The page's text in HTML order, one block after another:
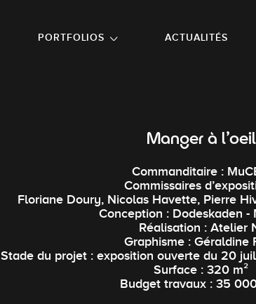
PORTFOLIOS
ACTUALITÉS
Manger à l'oeil
Commanditaire :
Commissaires
Floriane Doury, Nicolas Havette, Pierre
Conception : Dodeskaden -
Réalisation : Atelier
Graphisme : Géraldine
Stade du projet : exposition ouverte du 20
Surface : 320 m²
Budget travaux : 35